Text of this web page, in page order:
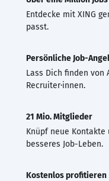
Entdecke mit XING
passt.
Persönliche Job-
Lass Dich finden von
Recruiter·innen.
21 Mio. Mitglieder
Knüpf neue
besseres Job-Leben.
Kostenlos profitieren